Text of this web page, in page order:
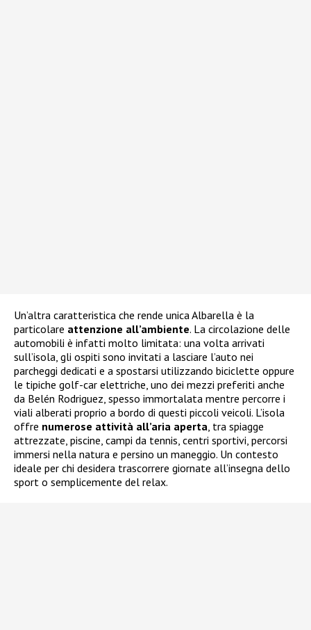
Un’altra caratteristica che rende unica Albarella è la
particolare attenzione all’ambiente. La circolazione delle
automobili è infatti molto limitata: una volta arrivati
sull’isola, gli ospiti sono invitati a lasciare l’auto nei
parcheggi dedicati e a spostarsi utilizzando biciclette oppure
le tipiche golf-car elettriche, uno dei mezzi preferiti anche
da Belén Rodriguez, spesso immortalata mentre percorre i
viali alberati proprio a bordo di questi piccoli veicoli. L’isola
offre numerose attività all’aria aperta, tra spiagge
attrezzate, piscine, campi da tennis, centri sportivi, percorsi
immersi nella natura e persino un maneggio. Un contesto
ideale per chi desidera trascorrere giornate all’insegna dello
sport o semplicemente del relax.